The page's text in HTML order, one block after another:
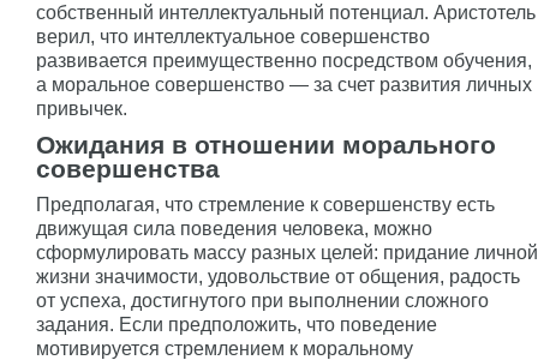
собственный интеллектуальный потенциал. Аристотель
верил, что интеллектуальное совершенство
развивается преимущественно посредством обучения,
а моральное совершенство — за счет развития личных
привычек.
Ожидания в отношении морального
совершенства
Предполагая, что стремление к совершенству есть
движущая сила поведения человека, можно
сформулировать массу разных целей: придание личной
жизни значимости, удовольствие от общения, радость
от успеха, достигнутого при выполнении сложного
задания. Если предположить, что поведение
мотивируется стремлением к моральному